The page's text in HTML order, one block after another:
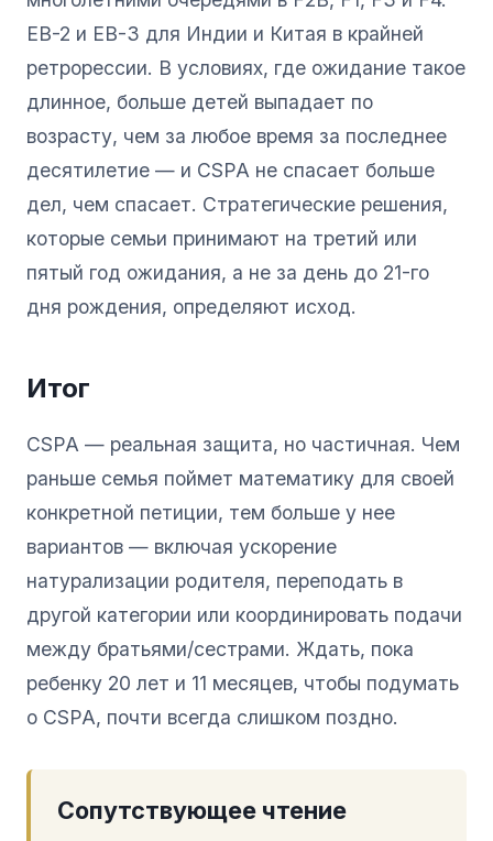
EB-2 и EB-3 для Индии и Китая в крайней
ретрорессии. В условиях, где ожидание такое
длинное, больше детей выпадает по
возрасту, чем за любое время за последнее
десятилетие — и CSPA не спасает больше
дел, чем спасает. Стратегические решения,
которые семьи принимают на третий или
пятый год ожидания, а не за день до 21-го
дня рождения, определяют исход.
Итог
CSPA — реальная защита, но частичная. Чем
раньше семья поймет математику для своей
конкретной петиции, тем больше у нее
вариантов — включая ускорение
натурализации родителя, переподать в
другой категории или координировать подачи
между братьями/сестрами. Ждать, пока
ребенку 20 лет и 11 месяцев, чтобы подумать
о CSPA, почти всегда слишком поздно.
Сопутствующее чтение